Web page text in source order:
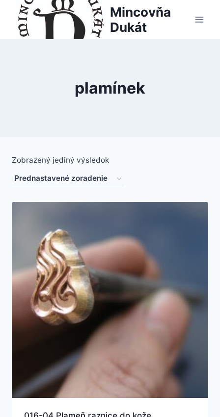
content
Mincovňa
Dukát
plamínek
Zobrazený jediný výsledok